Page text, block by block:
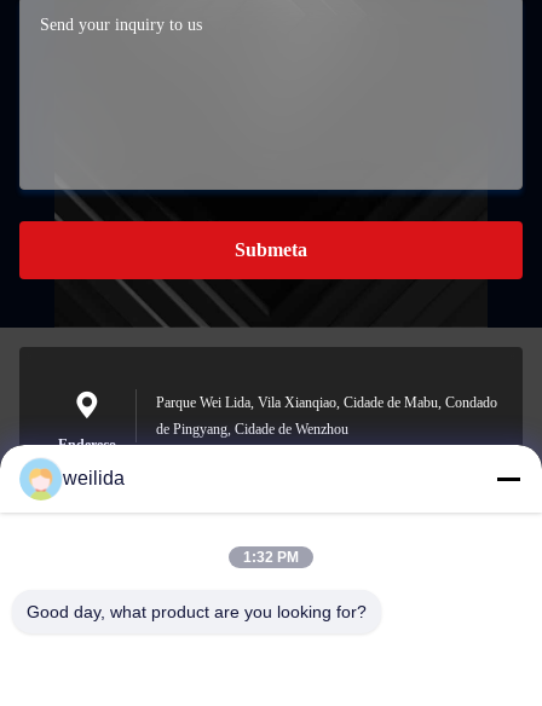
Submeta
Endereço
Parque Wei Lida, Vila Xianqiao, Cidade de Mabu, Condado
de Pingyang, Cidade de Wenzhou
E-mail
1013008132@qq.com
weilida
1:32 PM
Good day, what product are you looking for?